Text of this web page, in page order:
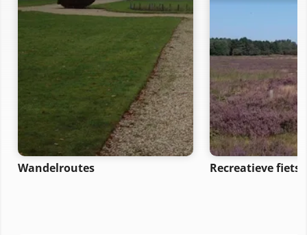
Wandelroutes Recreatieve